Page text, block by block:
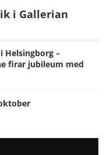
i Gallerian
Helsingborg –
firar jubileum med